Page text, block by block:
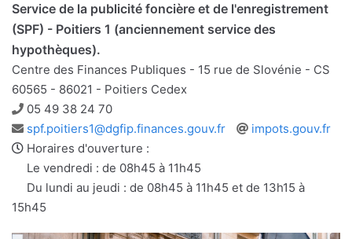
Service de la publicité foncière et de l'enregistrement
(SPF) - Poitiers 1 (anciennement service des
hypothèques).
Centre des Finances Publiques - 15 rue de Slovénie - CS
60565 - 86021 - Poitiers Cedex
Téléphone
05 49 38 24 70
Adresse
e-
mail
spf.poitiers1@dgfip.finances.gouv.fr
Site
impots.gouv.fr
Horaires d'ouverture :
Le vendredi : de 08h45 à 11h45
Du lundi au jeudi : de 08h45 à 11h45 et de 13h15 à
15h45